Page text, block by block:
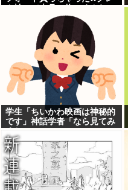
ー」銀行「デビットカードな
んで即時引き落としです」
学生「ちいかわ映画は神秘的
です」神話学者「なら見てみ